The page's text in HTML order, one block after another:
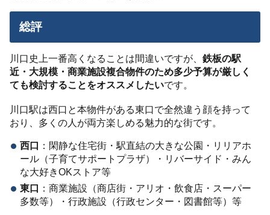
総評
川口史上一番高くなることは間違いですが、鉄板の駅
近・大規模・商業施設複合物件のため多少予算が厳しく
ても検討することをオススメしたいです。
川口駅は西口と本物件がある東口で全然違う顔を持って
おり、多くの人が両方楽しめる魅力的な街です。
西口
：閑静な住宅街・駅直結の大きな公園・リリアホ
ール（子育てサポートプラザ）・リバーサイド・みん
な大好きOKストア等
東口 ：商業施設（商店街・アリオ・飲食店・スーパー
多数等）・行政施設（行政センター・図書館等）等